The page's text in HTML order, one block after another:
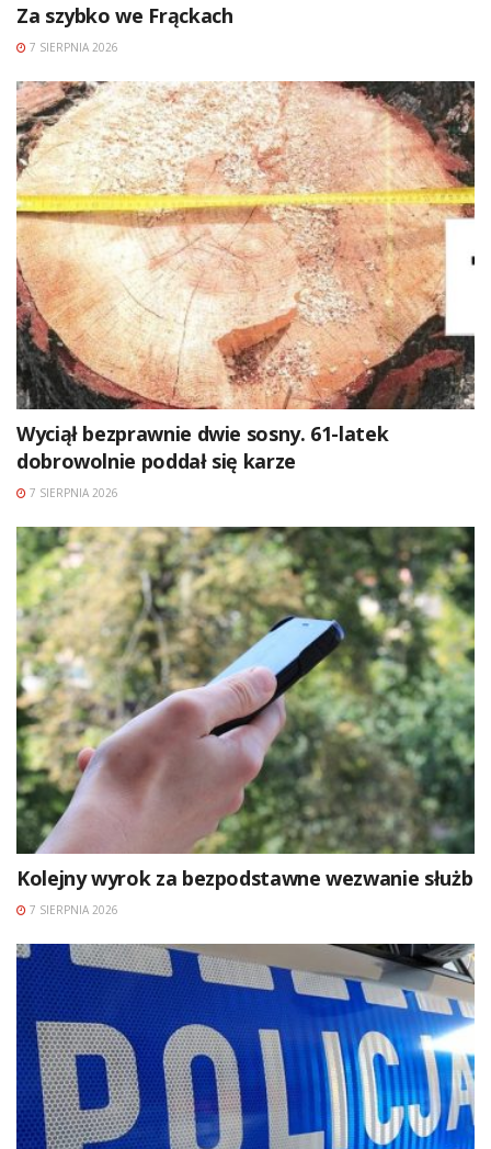
Za szybko we Frąckach
7 SIERPNIA 2026
Wyciął bezprawnie dwie sosny. 61-latek
dobrowolnie poddał się karze
7 SIERPNIA 2026
Kolejny wyrok za bezpodstawne wezwanie służb
7 SIERPNIA 2026